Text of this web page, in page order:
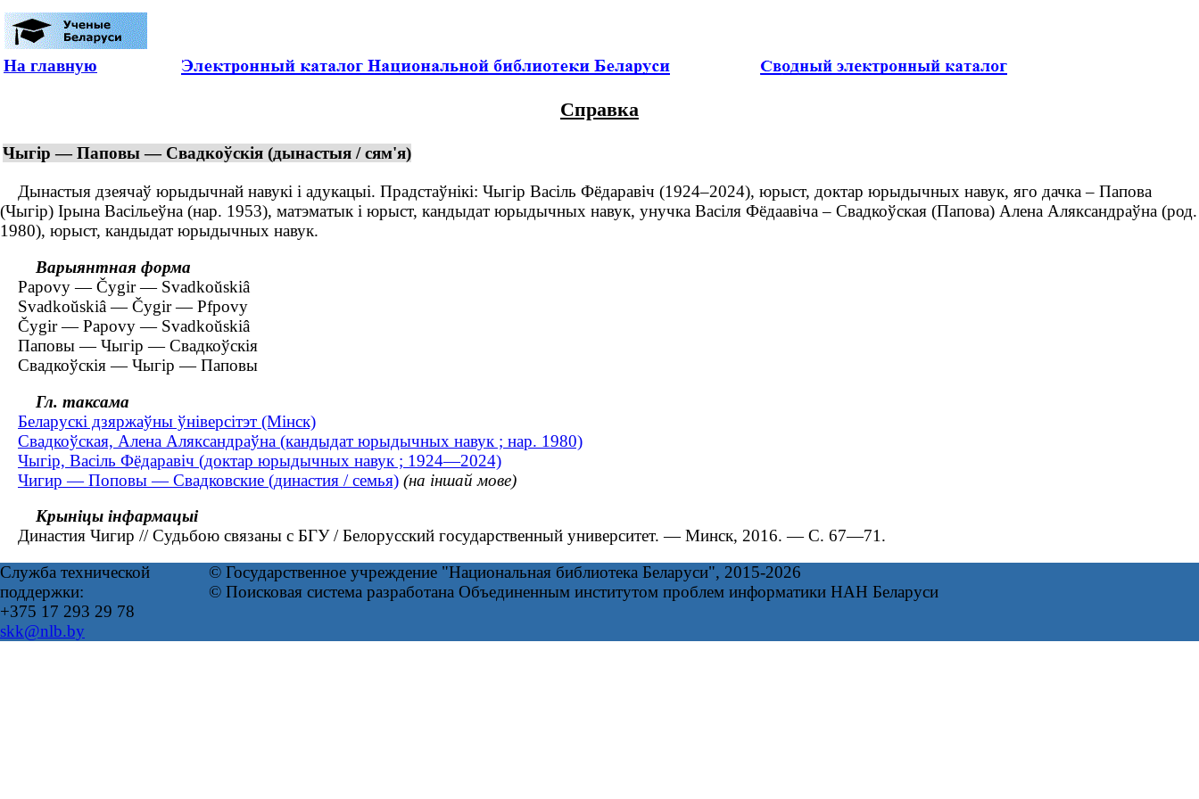
На главную
Справка
Чыгір — Паповы — Свадкоўскія (дынастыя / сям'я)
Дынастыя дзеячаў юрыдычнай навукі і адукацыі. Прадстаўнікі: Чыгір Васіль Фёдаравіч (1924–2024), юрыст, доктар юрыдычных навук, яго дачка – Папова
(Чыгір) Ірына Васільеўна (нар. 1953), матэматык і юрыст, кандыдат юрыдычных навук, унучка Васіля Фёдаавіча – Свадкоўская (Папова) Алена Аляксандраўна (род.
1980), юрыст, кандыдат юрыдычных навук.
Варыянтная форма
Papovy — Čygir — Svadkoŭskiâ
Svadkoŭskiâ — Čygir — Pfpovy
Čygir — Papovy — Svadkoŭskiâ
Паповы — Чыгір — Свадкоўскія
Свадкоўскія — Чыгір — Паповы
Гл. таксама
Беларускі дзяржаўны ўніверсітэт (Мінск)
Свадкоўская, Алена Аляксандраўна (кандыдат юрыдычных навук ; нар. 1980)
Чыгір, Васіль Фёдаравіч (доктар юрыдычных навук ; 1924—2024)
Чигир — Поповы — Свадковские (династия / семья) (на іншай мове)
Крыніцы інфармацыі
Династия Чигир // Судьбою связаны с БГУ / Белорусский государственный университет. ― Минск, 2016. — С. 67—71.
Служба технической
поддержки:
+375 17 293 29 78
skk@nlb.by
© Государственное учреждение "Национальная библиотека Беларуси", 2015-2026
© Поисковая система разработана Объединенным институтом проблем информатики НАН Беларуси